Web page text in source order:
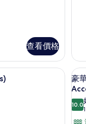
查看價格
的
所
有
室,
私
人
泳
池
Park
內保險箱、書桌、遮光布/窗
顯
示
豪
華
6
豪
10.0